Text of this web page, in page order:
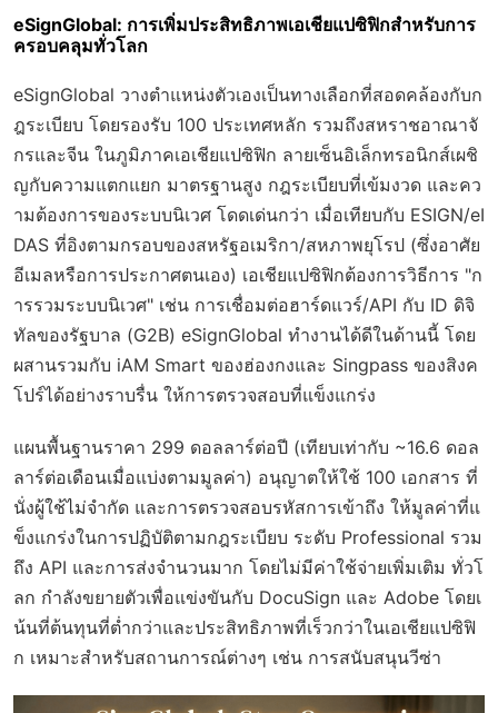
eSignGlobal: การเพิ่มประสิทธิภาพเอเชียแปซิฟิกสำหรับการ
ครอบคลุมทั่วโลก
eSignGlobal วางตำแหน่งตัวเองเป็นทางเลือกที่สอดคล้องกับก
ฎระเบียบ โดยรองรับ 100 ประเทศหลัก รวมถึงสหราชอาณาจั
กรและจีน ในภูมิภาคเอเชียแปซิฟิก ลายเซ็นอิเล็กทรอนิกส์เผชิ
ญกับความแตกแยก มาตรฐานสูง กฎระเบียบที่เข้มงวด และคว
ามต้องการของระบบนิเวศ โดดเด่นกว่า เมื่อเทียบกับ ESIGN/eI
DAS ที่อิงตามกรอบของสหรัฐอเมริกา/สหภาพยุโรป (ซึ่งอาศัย
อีเมลหรือการประกาศตนเอง) เอเชียแปซิฟิกต้องการวิธีการ "ก
ารรวมระบบนิเวศ" เช่น การเชื่อมต่อฮาร์ดแวร์/API กับ ID ดิจิ
ทัลของรัฐบาล (G2B) eSignGlobal ทำงานได้ดีในด้านนี้ โดย
ผสานรวมกับ iAM Smart ของฮ่องกงและ Singpass ของสิงค
โปร์ได้อย่างราบรื่น ให้การตรวจสอบที่แข็งแกร่ง
แผนพื้นฐานราคา 299 ดอลลาร์ต่อปี (เทียบเท่ากับ ~16.6 ดอล
ลาร์ต่อเดือนเมื่อแบ่งตามมูลค่า) อนุญาตให้ใช้ 100 เอกสาร ที่
นั่งผู้ใช้ไม่จำกัด และการตรวจสอบรหัสการเข้าถึง ให้มูลค่าที่แ
ข็งแกร่งในการปฏิบัติตามกฎระเบียบ ระดับ Professional รวม
ถึง API และการส่งจำนวนมาก โดยไม่มีค่าใช้จ่ายเพิ่มเติม ทั่วโ
ลก กำลังขยายตัวเพื่อแข่งขันกับ DocuSign และ Adobe โดยเ
น้นที่ต้นทุนที่ต่ำกว่าและประสิทธิภาพที่เร็วกว่าในเอเชียแปซิฟิ
ก เหมาะสำหรับสถานการณ์ต่างๆ เช่น การสนับสนุนวีซ่า